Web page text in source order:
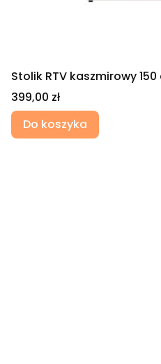
Stolik RTV kaszmirowy 150
Cena
399,00 zł
Do koszyka